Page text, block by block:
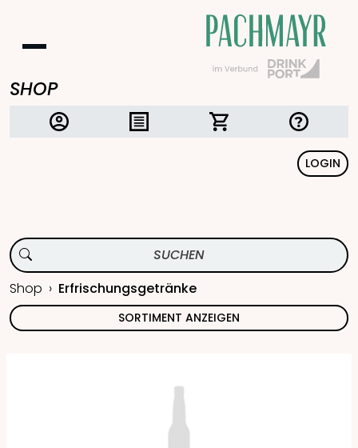
SHOP
LOGIN
Shop Erfrischungsgetränke
SORTIMENT ANZEIGEN